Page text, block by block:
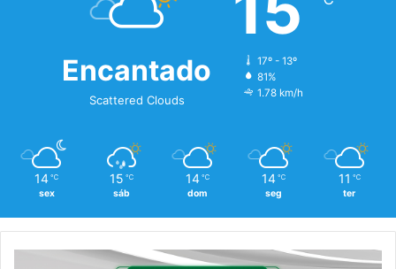
Encantado
Scattered Clouds
17º - 13º
81%
1.78 km/h
14 ℃
sex
15 ℃
sáb
14 ℃
dom
14 ℃
seg
11 ℃
ter